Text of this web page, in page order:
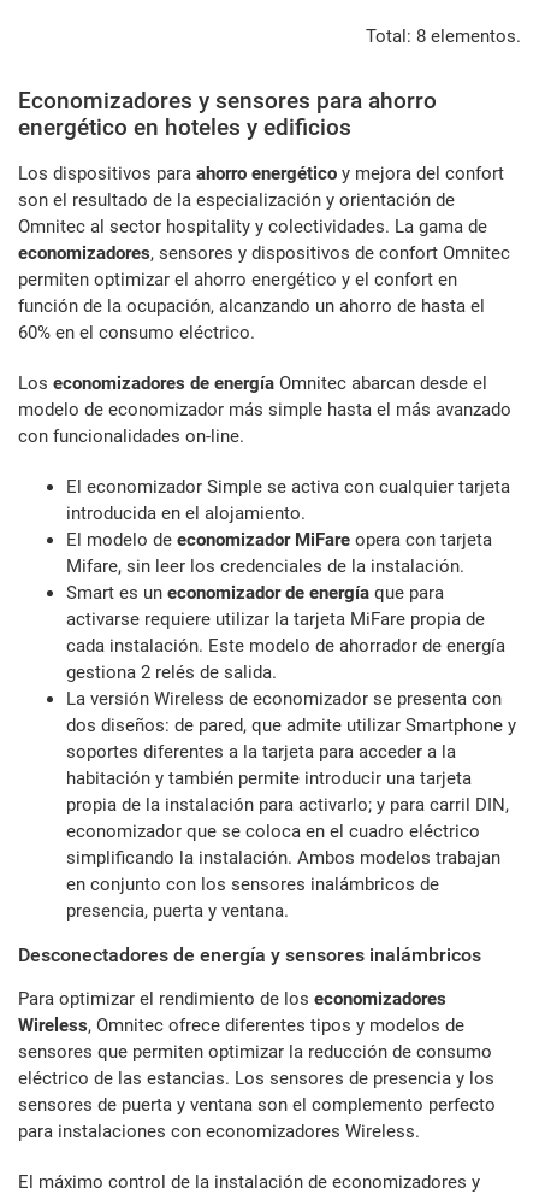
Total: 8 elementos.
Economizadores y sensores para ahorro
energético en hoteles y edificios
Los dispositivos para ahorro energético y mejora del confort
son el resultado de la especialización y orientación de
Omnitec al sector hospitality y colectividades. La gama de
economizadores, sensores y dispositivos de confort Omnitec
permiten optimizar el ahorro energético y el confort en
función de la ocupación, alcanzando un ahorro de hasta el
60% en el consumo eléctrico.
Los economizadores de energía Omnitec abarcan desde el
modelo de economizador más simple hasta el más avanzado
con funcionalidades on-line.
El economizador Simple se activa con cualquier tarjeta
introducida en el alojamiento.
El modelo de economizador MiFare opera con tarjeta
Mifare, sin leer los credenciales de la instalación.
Smart es un economizador de energía que para
activarse requiere utilizar la tarjeta MiFare propia de
cada instalación. Este modelo de ahorrador de energía
gestiona 2 relés de salida.
La versión Wireless de economizador se presenta con
dos diseños: de pared, que admite utilizar Smartphone y
soportes diferentes a la tarjeta para acceder a la
habitación y también permite introducir una tarjeta
propia de la instalación para activarlo; y para carril DIN,
economizador que se coloca en el cuadro eléctrico
simplificando la instalación. Ambos modelos trabajan
en conjunto con los sensores inalámbricos de
presencia, puerta y ventana.
Desconectadores de energía y sensores inalámbricos
Para optimizar el rendimiento de los economizadores
Wireless, Omnitec ofrece diferentes tipos y modelos de
sensores que permiten optimizar la reducción de consumo
eléctrico de las estancias. Los sensores de presencia y los
sensores de puerta y ventana son el complemento perfecto
para instalaciones con economizadores Wireless.
El máximo control de la instalación de economizadores y